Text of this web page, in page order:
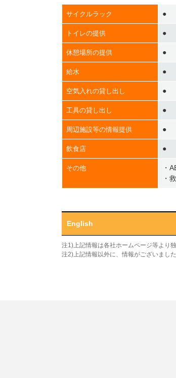
サイクルラック ●
トイレの提供 ●
休憩場所の提供 ●
給水 ●
空気入れの貸し出し ●
工具の貸し出し ●
周辺施設等の情報提供 ●
飲食店 ●
その他
・
・
English
注1)上記情報は各社ホームページ等より
注2)上記情報以外に、情報がございまし